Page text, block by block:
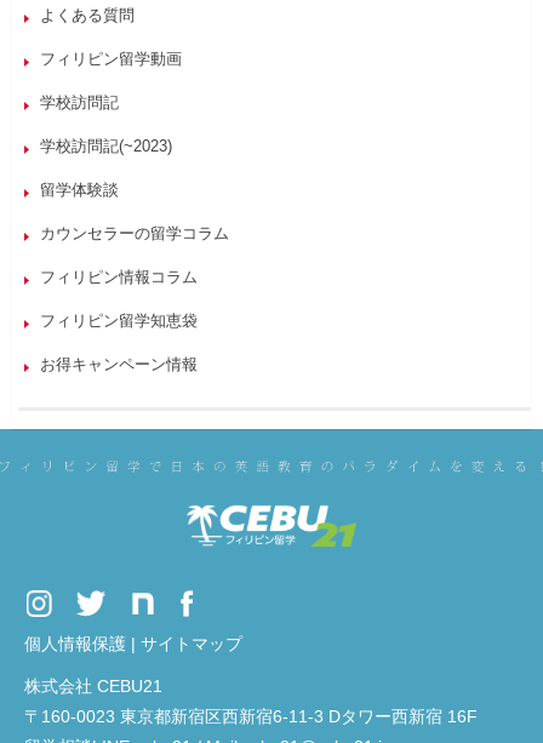
よくある質問
フィリピン留学動画
学校訪問記
学校訪問記(~2023)
留学体験談
カウンセラーの留学コラム
フィリピン情報コラム
フィリピン留学知恵袋
お得キャンペーン情報
個人情報保護 | サイトマップ
株式会社 CEBU21
〒160-0023 東京都新宿区西新宿6-11-3 Dタワー西新宿 16F